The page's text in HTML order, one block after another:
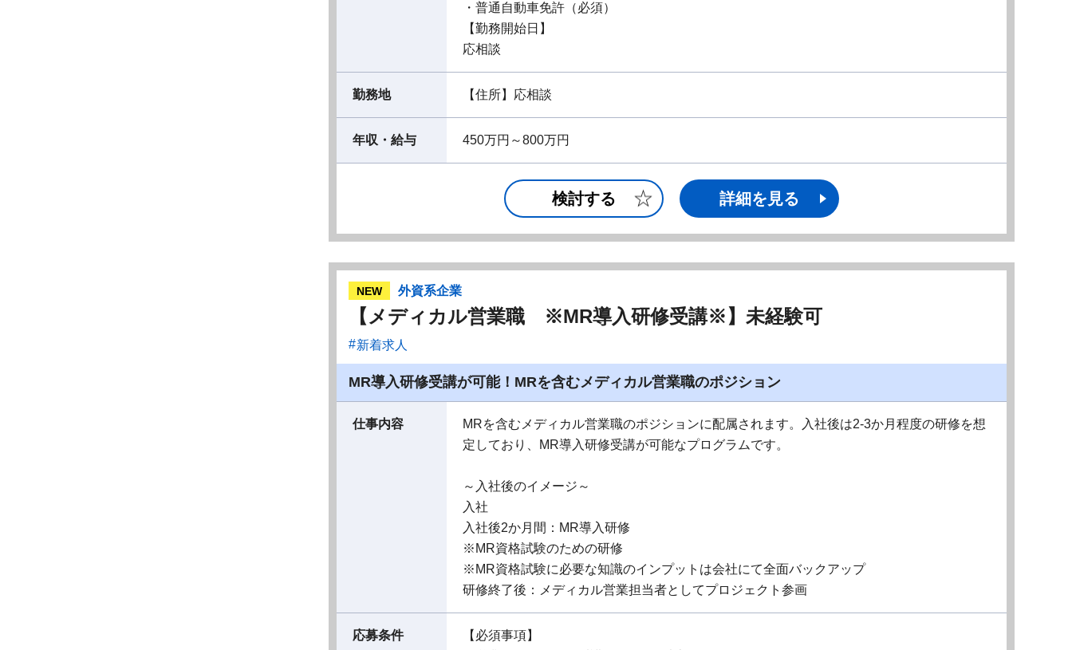
・普通自動車免許（必須）
【勤務開始日】
応相談
勤務地 【住所】応相談
年収・給与 450万円～800万円
検討する 詳細を見る
NEW 外資系企業
【メディカル営業職 ※MR導入研修受講※】未経験可
新着求人
MR導入研修受講が可能！MRを含むメディカル営業職のポジション
仕事内容
MRを含むメディカル営業職のポジションに配属されます。入社後は2-3か月程度の研修を想
定しており、MR導入研修受講が可能なプログラムです。
～入社後のイメージ～
入社
入社後2か月間：MR導入研修
※MR資格試験のための研修
※MR資格試験に必要な知識のインプットは会社にて全面バックアップ
研修終了後：メディカル営業担当者としてプロジェクト参画
応募条件
【必須事項】